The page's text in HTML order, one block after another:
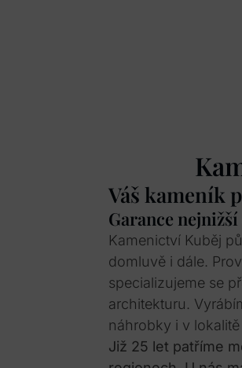
Váš kameník
Garance
Kamenictví Kuběj
domluvě i dále.
specializujeme se
architekturu.
náhrobky i v
Již 25 let patříme